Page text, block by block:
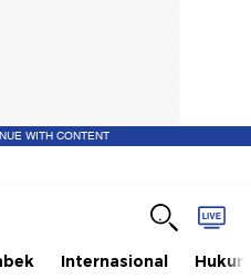
WITH CONTENT
Internasional Hukum